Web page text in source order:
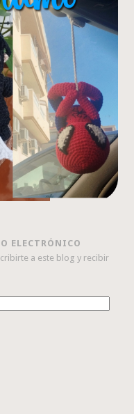
ELECTRÓNICO
a este blog y recibir